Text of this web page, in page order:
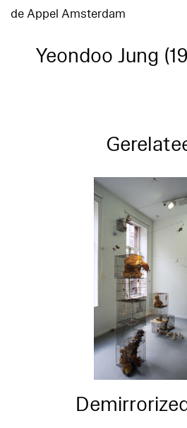
de Appel Amsterdam
Yeondoo Jung